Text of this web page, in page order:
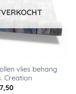
vlies behang
Creation
Huidige